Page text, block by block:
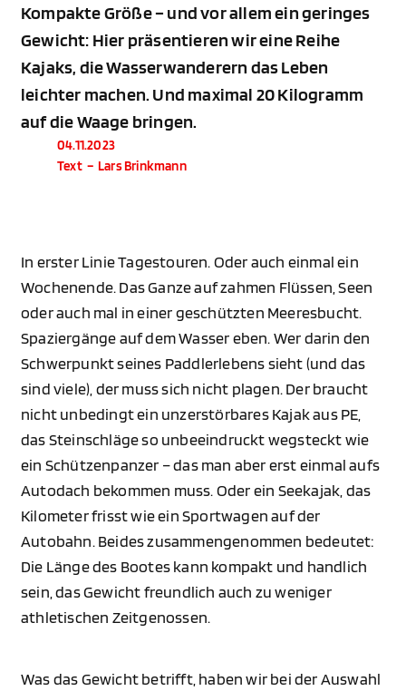
Kompakte Größe – und vor allem ein geringes
Gewicht: Hier präsentieren wir eine Reihe
Kajaks, die Wasserwanderern das Leben
leichter machen. Und maximal 20 Kilogramm
auf die Waage bringen.
04.11.2023
Text – Lars Brinkmann
In erster Linie Tagestouren. Oder auch einmal ein
Wochenende. Das Ganze auf zahmen Flüssen, Seen
oder auch mal in einer geschützten Meeresbucht.
Spaziergänge auf dem Wasser eben. Wer darin den
Schwerpunkt seines Paddlerlebens sieht (und das
sind viele), der muss sich nicht plagen. Der braucht
nicht unbedingt ein unzerstörbares Kajak aus PE,
das Steinschläge so unbeeindruckt wegsteckt wie
ein Schützenpanzer – das man aber erst einmal aufs
Autodach bekommen muss. Oder ein Seekajak, das
Kilometer frisst wie ein Sportwagen auf der
Autobahn. Beides zusammengenommen bedeutet:
Die Länge des Bootes kann kompakt und handlich
sein, das Gewicht freundlich auch zu weniger
athletischen Zeitgenossen.
Was das Gewicht betrifft, haben wir bei der Auswahl